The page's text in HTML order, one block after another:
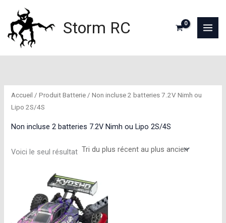
contenu
Storm RC
Accueil / Produit Batterie / Non incluse 2 batteries 7.2V Nimh ou
Lipo 2S/4S
Non incluse 2 batteries 7.2V Nimh ou Lipo 2S/4S
Voici le seul résultat